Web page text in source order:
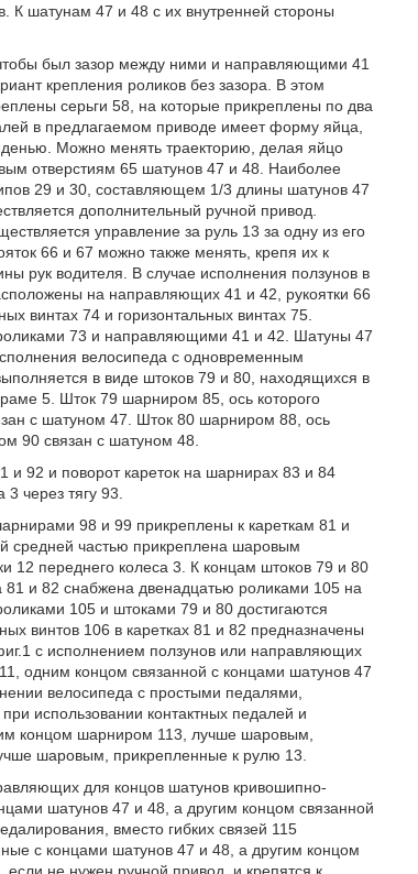
К шатунам 47 и 48 с их внутренней стороны
был зазор между ними и направляющими 41
крепления роликов без зазора. В этом
серьги 58, на которые прикреплены по два
в предлагаемом приводе имеет форму яйца,
Можно менять траекторию, делая яйцо
отверстиям 65 шатунов 47 и 48. Наиболее
29 и 30, составляющем 1/3 длины шатунов 47
дополнительный ручной привод.
управление за руль 13 за одну из его
66 и 67 можно также менять, крепя их к
рук водителя. В случае исполнения ползунов в
на направляющих 41 и 42, рукоятки 66
винтах 74 и горизонтальных винтах 75.
73 и направляющими 41 и 42. Шатуны 47
велосипеда с одновременным
в виде штоков 79 и 80, находящихся в
5. Шток 79 шарниром 85, ось которого
с шатуном 47. Шток 80 шарниром 88, ось
90 связан с шатуном 48.
и 92 и поворот кареток на шарнирах 83 и 84
через тягу 93.
98 и 99 прикреплены к кареткам 81 и
средней частью прикреплена шаровым
12 переднего колеса 3. К концам штоков 79 и 80
81 и 82 снабжена двенадцатью роликами 105 на
105 и штоками 79 и 80 достигаются
винтов 106 в каретках 81 и 82 предназначены
с исполнением ползунов или направляющих
одним концом связанной с концами шатунов 47
велосипеда с простыми педалями,
использовании контактных педалей и
концом шарниром 113, лучше шаровым,
шаровым, прикрепленные к рулю 13.
для концов шатунов кривошипно-
шатунов 47 и 48, а другим концом связанной
вместо гибких связей 115
с концами шатунов 47 и 48, а другим концом